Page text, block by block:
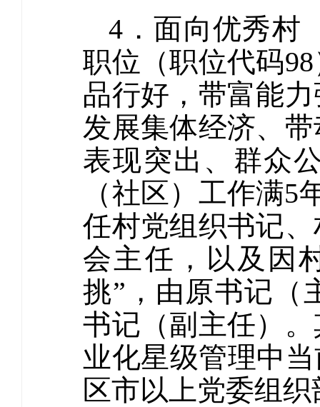
4．面向优秀村
职位（职位代码
品行好，带富能
发展集体经济、
表现突出、群众
（社区）工作满
任村党组织书记
会主任，以及因
挑”，由原书记（
书记（副主任）
业化星级管理中
区市以上党委组